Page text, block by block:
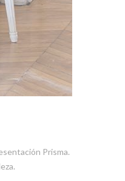
Prisma.